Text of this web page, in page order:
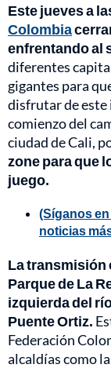
Este jueves a
Colombia
enfrentando al
diferentes
gigantes para
disfrutar de este
comienzo del
ciudad de Cali,
zone para que
juego.
(Síganos
noticias
La transmisión
Parque de La
izquierda del
Puente Ortiz.
Federación
alcaldías como